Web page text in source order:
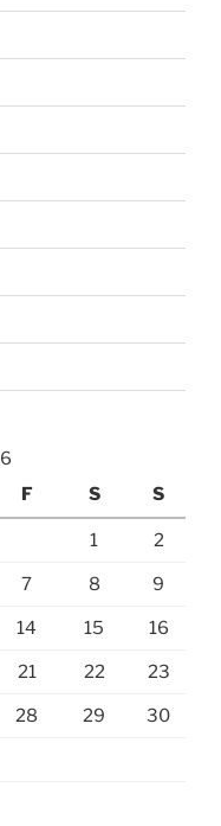
F S S
1 2
7 8 9
14 15 16
21 22 23
28 29 30